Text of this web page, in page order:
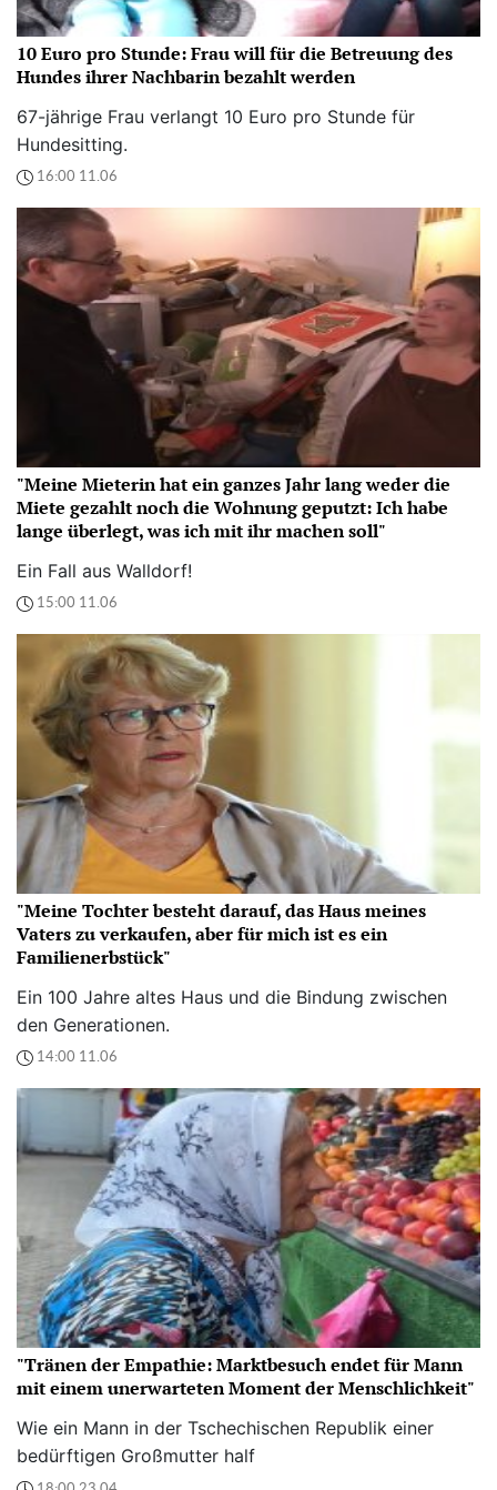
10 Euro pro Stunde: Frau will für die Betreuung des
Hundes ihrer Nachbarin bezahlt werden
67-jährige Frau verlangt 10 Euro pro Stunde für
Hundesitting.
16:00 11.06
"Meine Mieterin hat ein ganzes Jahr lang weder die
Miete gezahlt noch die Wohnung geputzt: Ich habe
lange überlegt, was ich mit ihr machen soll"
Ein Fall aus Walldorf!
15:00 11.06
"Meine Tochter besteht darauf, das Haus meines
Vaters zu verkaufen, aber für mich ist es ein
Familienerbstück"
Ein 100 Jahre altes Haus und die Bindung zwischen
den Generationen.
14:00 11.06
"Tränen der Empathie: Marktbesuch endet für Mann
mit einem unerwarteten Moment der Menschlichkeit"
Wie ein Mann in der Tschechischen Republik einer
bedürftigen Großmutter half